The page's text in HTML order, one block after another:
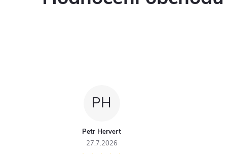
á
PH
Petr Hervert
27.7.2026